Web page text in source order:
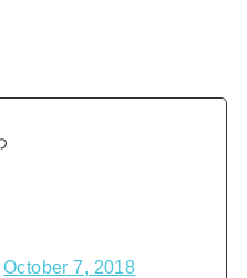
October 7, 2018